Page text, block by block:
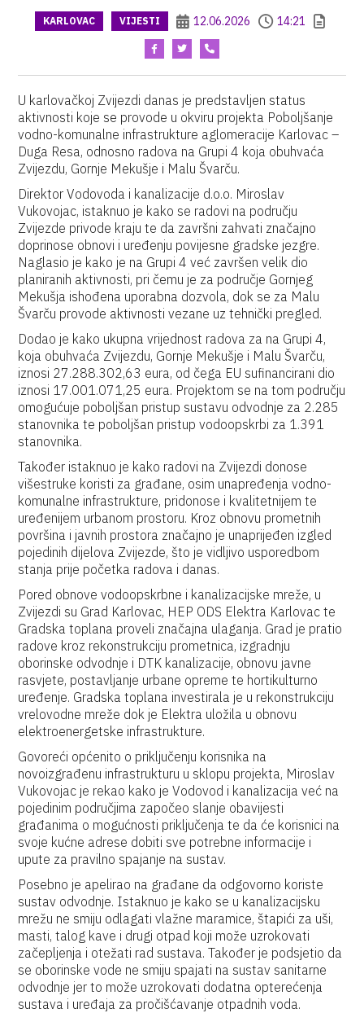
KARLOVAC VIJESTI 12.06.2026 14:21
U karlovačkoj Zvijezdi danas je predstavljen status
aktivnosti koje se provode u okviru projekta Poboljšanje
vodno-komunalne infrastrukture aglomeracije Karlovac –
Duga Resa, odnosno radova na Grupi 4 koja obuhvaća
Zvijezdu, Gornje Mekušje i Malu Švarču.
Direktor Vodovoda i kanalizacije d.o.o. Miroslav
Vukovojac, istaknuo je kako se radovi na području
Zvijezde privode kraju te da završni zahvati značajno
doprinose obnovi i uređenju povijesne gradske jezgre.
Naglasio je kako je na Grupi 4 već završen velik dio
planiranih aktivnosti, pri čemu je za područje Gornjeg
Mekušja ishođena uporabna dozvola, dok se za Malu
Švarču provode aktivnosti vezane uz tehnički pregled.
Dodao je kako ukupna vrijednost radova za na Grupi 4,
koja obuhvaća Zvijezdu, Gornje Mekušje i Malu Švarču,
iznosi 27.288.302,63 eura, od čega EU sufinancirani dio
iznosi 17.001.071,25 eura. Projektom se na tom području
omogućuje poboljšan pristup sustavu odvodnje za 2.285
stanovnika te poboljšan pristup vodoopskrbi za 1.391
stanovnika.
Također istaknuo je kako radovi na Zvijezdi donose
višestruke koristi za građane, osim unapređenja vodno-
komunalne infrastrukture, pridonose i kvalitetnijem te
uređenijem urbanom prostoru. Kroz obnovu prometnih
površina i javnih prostora značajno je unaprijeđen izgled
pojedinih dijelova Zvijezde, što je vidljivo usporedbom
stanja prije početka radova i danas.
Pored obnove vodoopskrbne i kanalizacijske mreže, u
Zvijezdi su Grad Karlovac, HEP ODS Elektra Karlovac te
Gradska toplana proveli značajna ulaganja. Grad je pratio
radove kroz rekonstrukciju prometnica, izgradnju
oborinske odvodnje i DTK kanalizacije, obnovu javne
rasvjete, postavljanje urbane opreme te hortikulturno
uređenje. Gradska toplana investirala je u rekonstrukciju
vrelovodne mreže dok je Elektra uložila u obnovu
elektroenergetske infrastrukture.
Govoreći općenito o priključenju korisnika na
novoizgrađenu infrastrukturu u sklopu projekta, Miroslav
Vukovojac je rekao kako je Vodovod i kanalizacija već na
pojedinim područjima započeo slanje obavijesti
građanima o mogućnosti priključenja te da će korisnici na
svoje kućne adrese dobiti sve potrebne informacije i
upute za pravilno spajanje na sustav.
Posebno je apelirao na građane da odgovorno koriste
sustav odvodnje. Istaknuo je kako se u kanalizacijsku
mrežu ne smiju odlagati vlažne maramice, štapići za uši,
masti, talog kave i drugi otpad koji može uzrokovati
začepljenja i otežati rad sustava. Također je podsjetio da
se oborinske vode ne smiju spajati na sustav sanitarne
odvodnje jer to može uzrokovati dodatna opterećenja
sustava i uređaja za pročišćavanje otpadnih voda.